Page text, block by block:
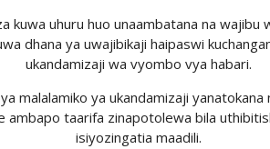
kuwa uhuru huo unaambatana na wajibu
dhana ya uwajibikaji haipaswi
ukandamizaji wa vyombo vya habari.
malalamiko ya ukandamizaji
ambapo taarifa zinapotolewa bila
isiyozingatia maadili.